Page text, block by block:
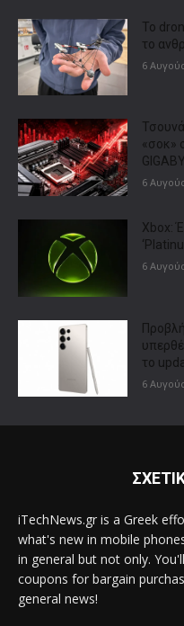
Το
το
6
«σοκ»
6
Xbox:
6
το
6
iTechNews.gr is a Greek
what's new in mobile
in general but not only.
coupons for bargain
general news!